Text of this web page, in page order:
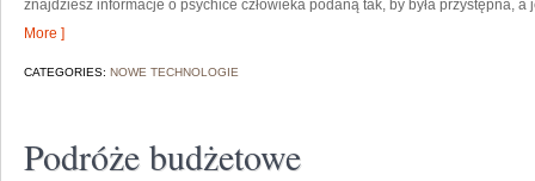
znajdziesz informacje o psychice człowieka podaną tak, by była przystępna,
More ]
CATEGORIES: NOWE TECHNOLOGIE
Podróże budżetowe